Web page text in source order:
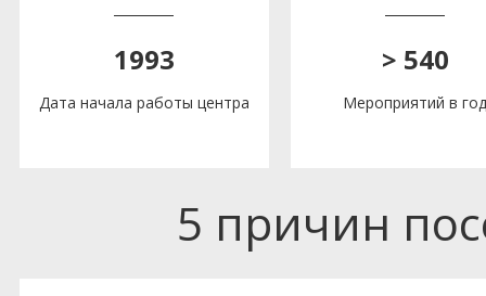
1993
Дата начала работы центра
> 540
Мероприятий в год
5 причин